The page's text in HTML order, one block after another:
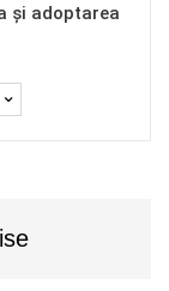
și adoptarea